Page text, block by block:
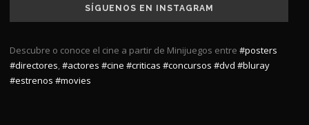
SÍGUENOS EN INSTAGRAM
Descubre o conoce el cine a partir de Minijuegos entre #posters
#directores,#actores #cine #criticas #concursos #dvd #bluray
#estrenos #movies